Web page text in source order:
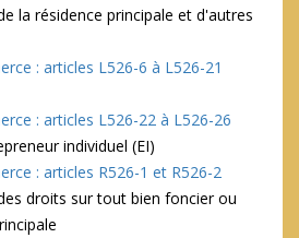
la résidence principale et d'autres
: articles L526-6 à L526-21
: articles L526-22 à L526-26
individuel (EI)
: articles R526-1 et R526-2
droits sur tout bien foncier ou